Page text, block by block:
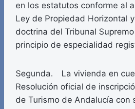
en los estatutos conforme al
Ley de Propiedad Horizontal
doctrina del Tribunal
principio de especialidad
Segunda. La vivienda en
Resolución oficial de
de Turismo de Andalucía con